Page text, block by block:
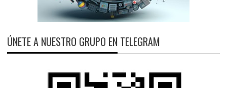
ÚNETE A NUESTRO GRUPO EN TELEGRAM